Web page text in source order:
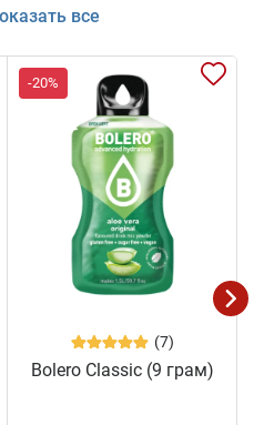
все
-20%
(7)
Bolero Classic (9 грам)